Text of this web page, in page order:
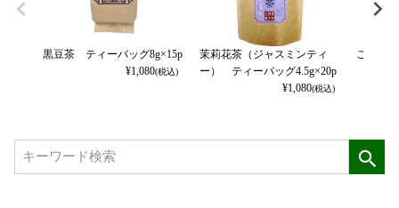
黒豆茶 ティーバッグ8g×15p
¥1,080(税込)
茉莉花茶（ジャスミンティ
ー） ティーバッグ4.5g×20p
¥1,080(税込)
ごぼう